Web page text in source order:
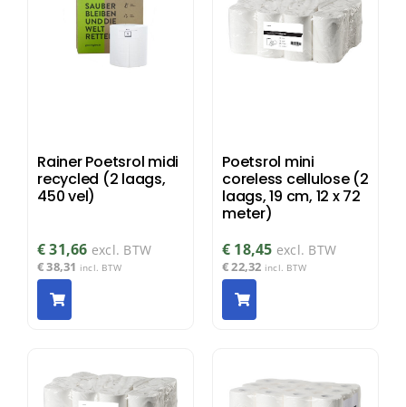
Rainer Poetsrol midi
recycled (2 laags,
450 vel)
€31,66 excl. BTW
€38,31 incl. BTW
Poetsrol mini
coreless cellulose (2
laags, 19 cm, 12 x 72
meter)
€ 18,45 excl. BTW
€22,32 incl. BTW